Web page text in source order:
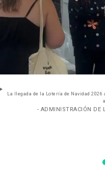
La llegada de la Lotería de Navidad
- ADMINISTRACIÓN DE